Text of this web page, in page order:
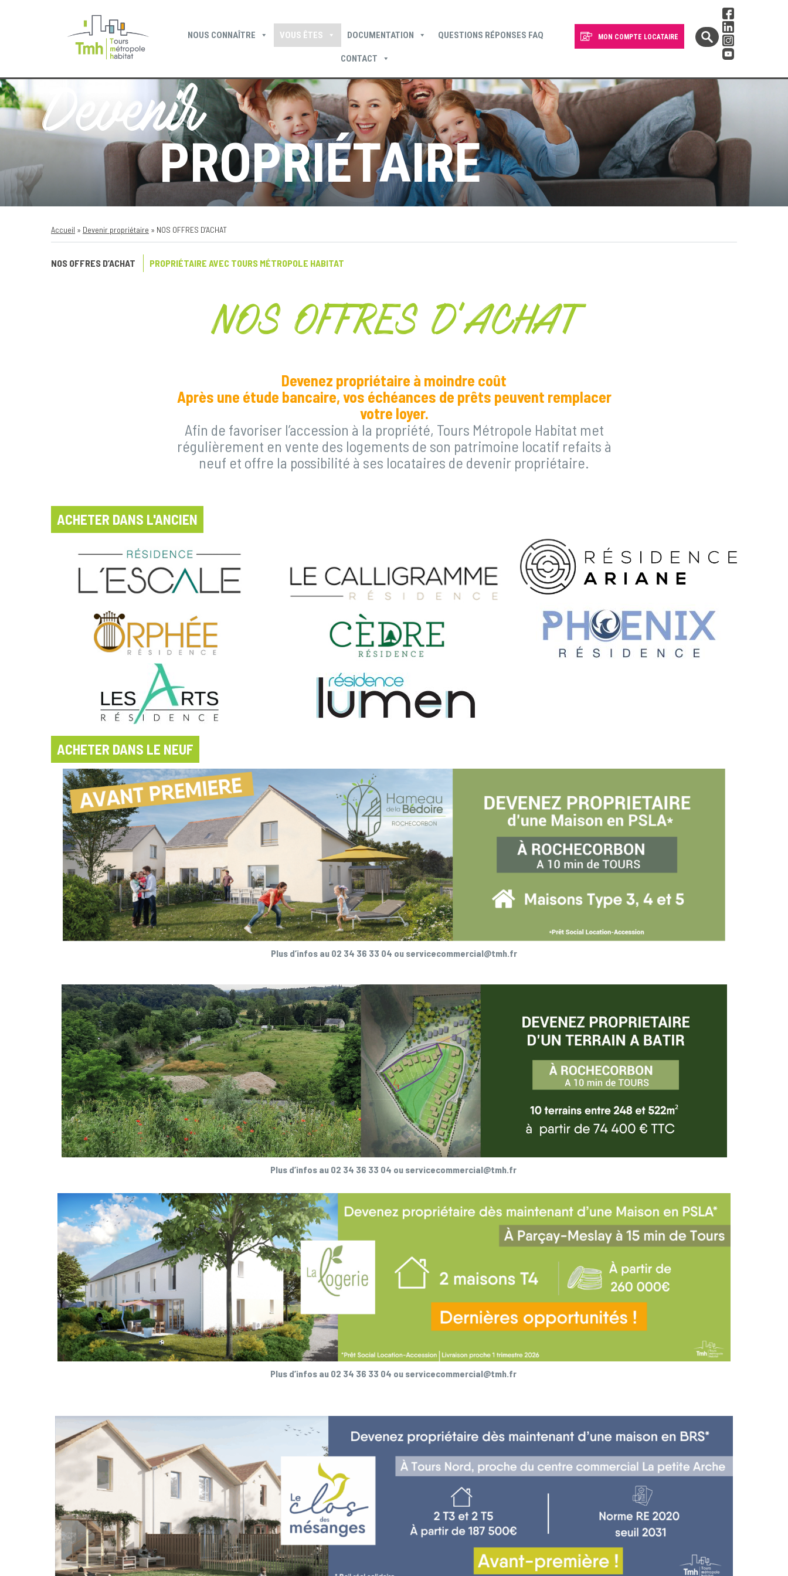
NOUS CONNAÎTRE VOUS ÊTES DOCUMENTATION QUESTIONS RÉPONSES FAQ
CONTACT
MON COMPTE LOCATAIRE
Devenir locataire Devenir propriétaire Je suis locataire
Devenir
PROPRIÉTAIRE
Accueil » Devenir propriétaire » NOS OFFRES D’ACHAT
NOS OFFRES D’ACHAT PROPRIÉTAIRE AVEC TOURS MÉTROPOLE HABITAT
NOS OFFRES D’ACHAT
Devenez propriétaire à moindre coût
Après une étude bancaire, vos échéances de prêts peuvent remplacer
votre loyer.
Afin de favoriser l’accession à la propriété, Tours Métropole Habitat met
régulièrement en vente des logements de son patrimoine locatif refaits à
neuf et offre la possibilité à ses locataires de devenir propriétaire.
ACHETER DANS L'ANCIEN
ACHETER DANS LE NEUF
Plus d’infos au 02 34 36 33 04 ou servicecommercial@tmh.fr
Plus d’infos au 02 34 36 33 04 ou servicecommercial@tmh.fr
Plus d’infos au 02 34 36 33 04 ou servicecommercial@tmh.fr